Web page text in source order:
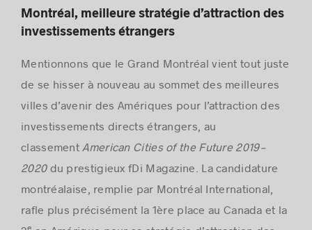
Montréal, meilleure stratégie d’attraction des
investissements étrangers
Mentionnons que le Grand Montréal vient tout juste
de se hisser à nouveau au sommet des meilleures
villes d’avenir des Amériques pour l’attraction des
investissements directs étrangers, au
classement American Cities of the Future 2019-
2020du prestigieux fDi Magazine. La candidature
montréalaise, remplie par Montréal International,
rafle plus précisément la 1ère place au Canada et la
e